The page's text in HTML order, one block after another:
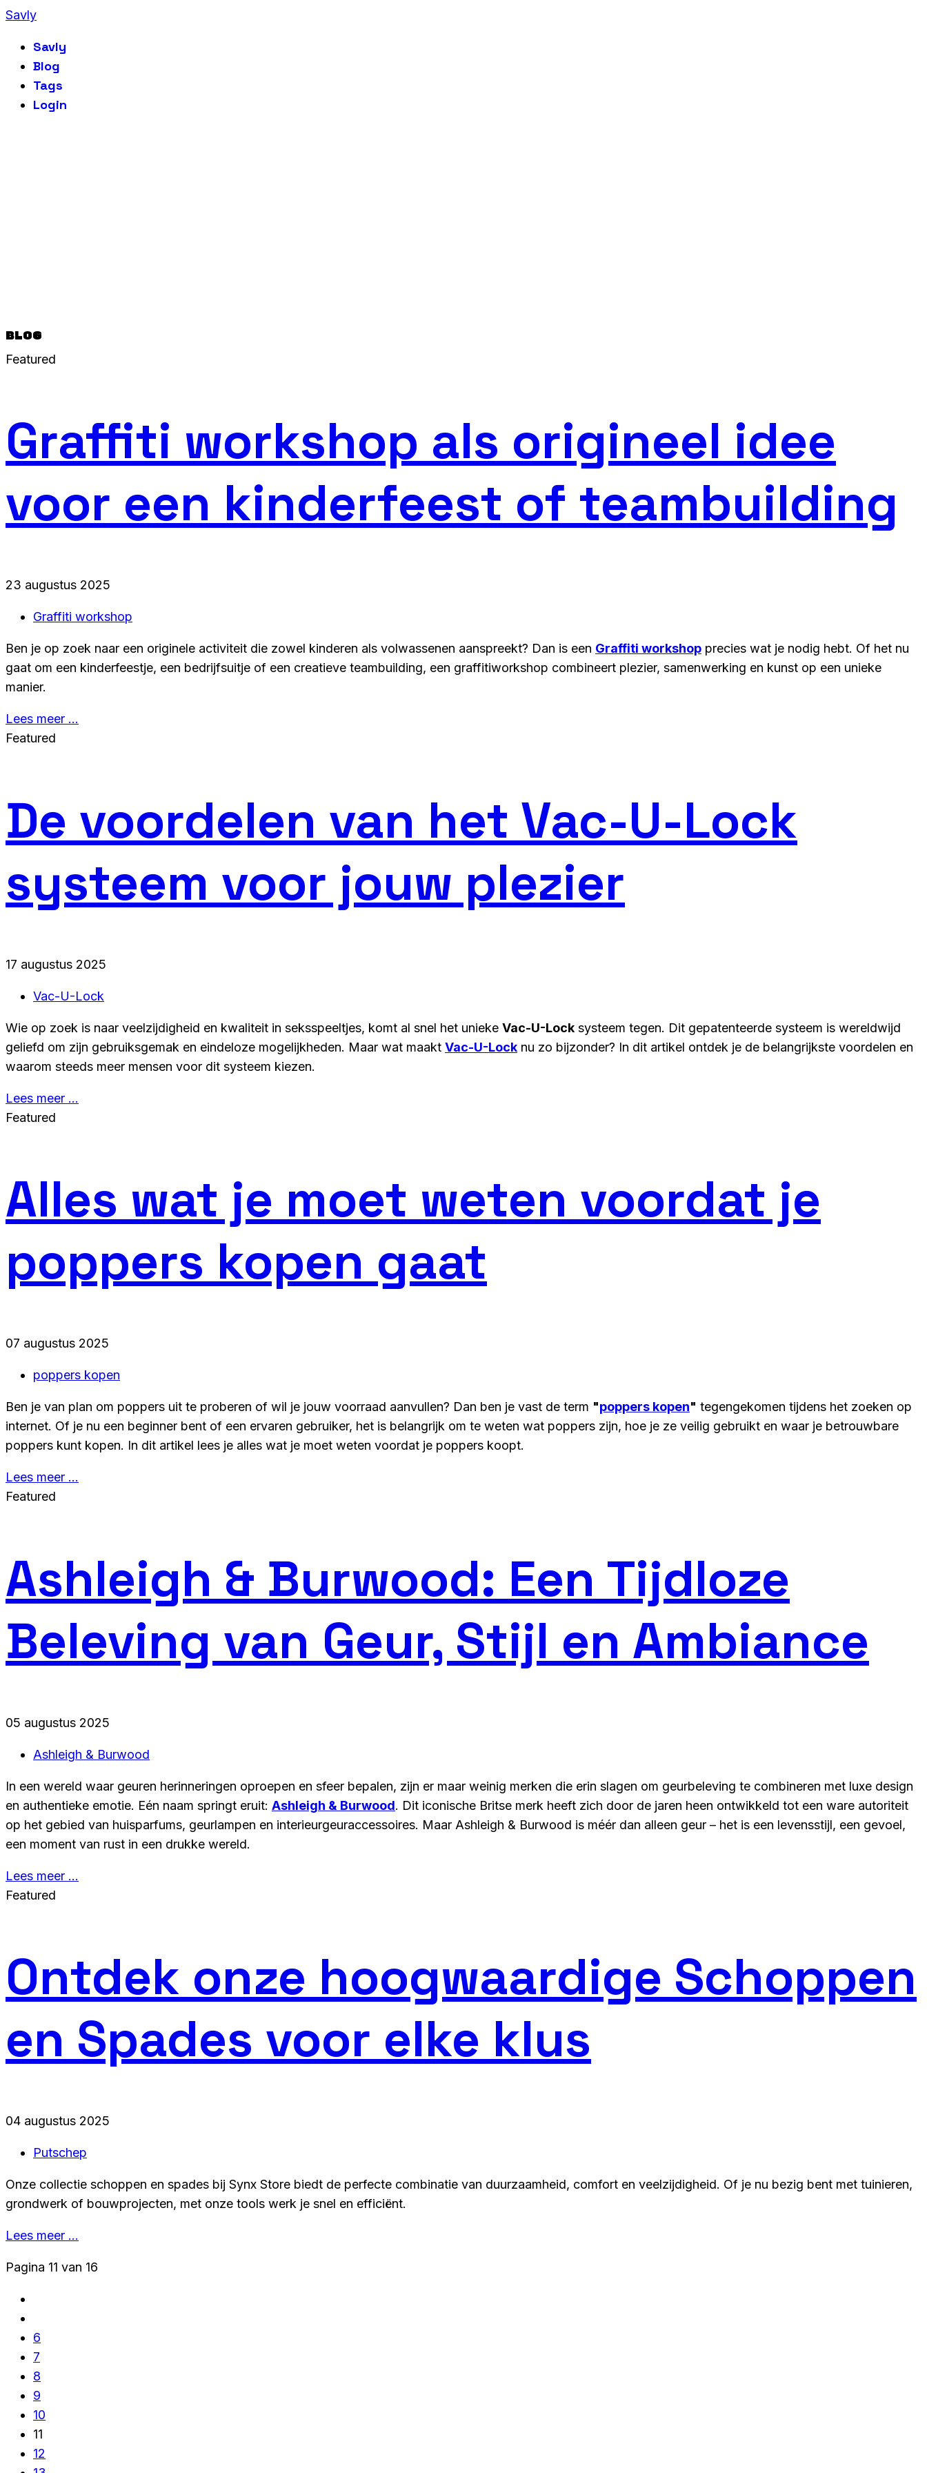
Savly
Savly
Blog
Tags
Login
BLOG
Featured
Graffiti workshop als origineel idee
voor een kinderfeest of teambuilding
23 augustus 2025
Graffiti workshop
Ben je op zoek naar een originele activiteit die zowel kinderen als volwassenen aanspreekt? Dan is een Graffiti workshop precies wat je nodig hebt. Of het nu
gaat om een kinderfeestje, een bedrijfsuitje of een creatieve teambuilding, een graffitiworkshop combineert plezier, samenwerking en kunst op een unieke
manier.
Lees meer …
Featured
De voordelen van het Vac-U-Lock
systeem voor jouw plezier
17 augustus 2025
Vac-U-Lock
Wie op zoek is naar veelzijdigheid en kwaliteit in seksspeeltjes, komt al snel het unieke Vac-U-Lock systeem tegen. Dit gepatenteerde systeem is wereldwijd
geliefd om zijn gebruiksgemak en eindeloze mogelijkheden. Maar wat maakt Vac-U-Lock nu zo bijzonder? In dit artikel ontdek je de belangrijkste voordelen en
waarom steeds meer mensen voor dit systeem kiezen.
Lees meer …
Featured
Alles wat je moet weten voordat je
poppers kopen gaat
07 augustus 2025
poppers kopen
Ben je van plan om poppers uit te proberen of wil je jouw voorraad aanvullen? Dan ben je vast de term "poppers kopen" tegengekomen tijdens het zoeken op
internet. Of je nu een beginner bent of een ervaren gebruiker, het is belangrijk om te weten wat poppers zijn, hoe je ze veilig gebruikt en waar je betrouwbare
poppers kunt kopen. In dit artikel lees je alles wat je moet weten voordat je poppers koopt.
Lees meer …
Featured
Ashleigh & Burwood: Een Tijdloze
Beleving van Geur, Stijl en Ambiance
05 augustus 2025
Ashleigh & Burwood
In een wereld waar geuren herinneringen oproepen en sfeer bepalen, zijn er maar weinig merken die erin slagen om geurbeleving te combineren met luxe design
en authentieke emotie. Eén naam springt eruit: Ashleigh & Burwood. Dit iconische Britse merk heeft zich door de jaren heen ontwikkeld tot een ware autoriteit
op het gebied van huisparfums, geurlampen en interieurgeuraccessoires. Maar Ashleigh & Burwood is méér dan alleen geur – het is een levensstijl, een gevoel,
een moment van rust in een drukke wereld.
Lees meer …
Featured
Ontdek onze hoogwaardige Schoppen
en Spades voor elke klus
04 augustus 2025
Putschep
Onze collectie schoppen en spades bij Synx Store biedt de perfecte combinatie van duurzaamheid, comfort en veelzijdigheid. Of je nu bezig bent met tuinieren,
grondwerk of bouwprojecten, met onze tools werk je snel en efficiënt.
Lees meer …
Pagina 11 van 16
6
7
8
9
10
11
12